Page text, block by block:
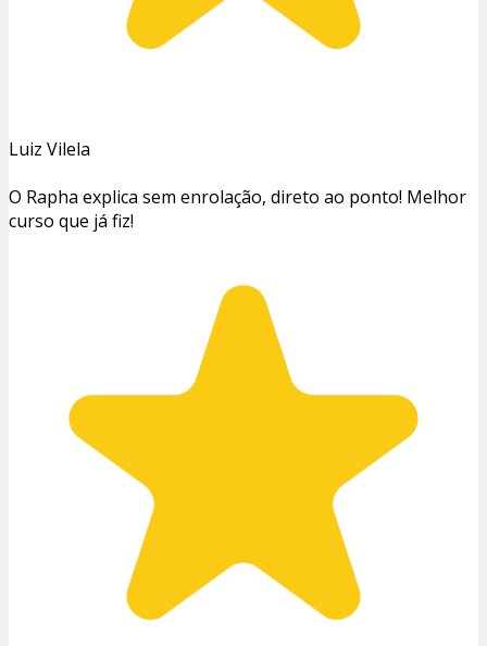
Luiz Vilela
O Rapha explica sem enrolação, direto ao ponto! Melhor
curso que já fiz!